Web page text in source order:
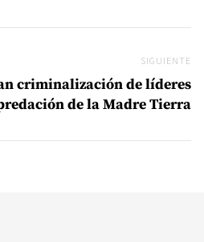
SIGUIENTE
criminalización de líderes
de la Madre Tierra